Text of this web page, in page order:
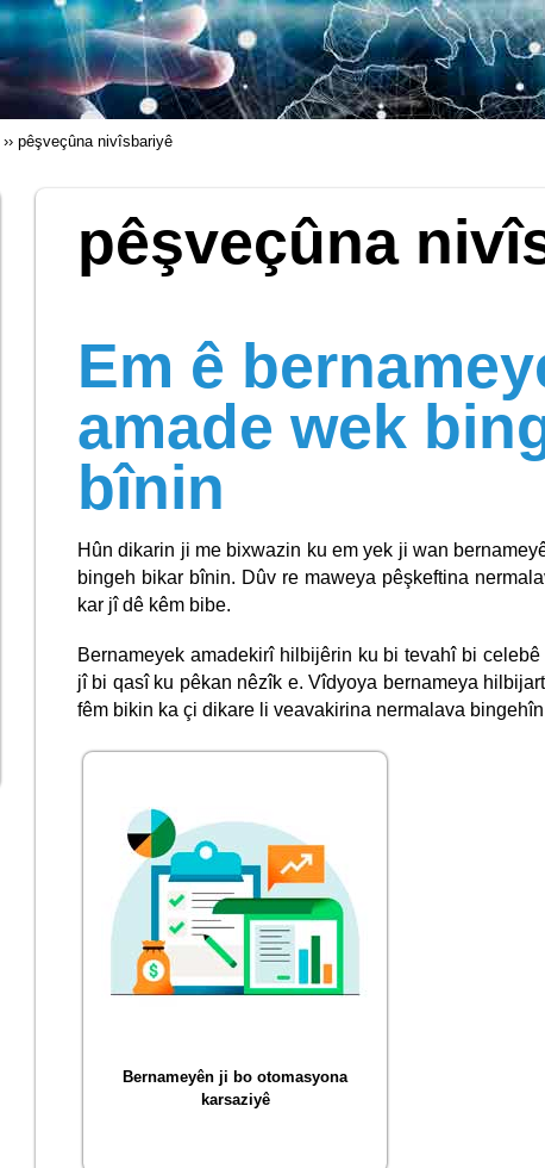
›› pêşveçûna nivîsbariyê
pêşveçûna
Em ê
amade wek
bînin
Hûn dikarin ji me bixwazin ku em yek ji wan
bingeh bikar bînin. Dûv re maweya pêşkeftina
kar jî dê kêm bibe.
Bernameyek amadekirî hilbijêrin ku bi tevahî bi
jî bi qasî ku pêkan nêzîk e. Vîdyoya bernameya
fêm bikin ka çi dikare li veavakirina nermalava
Bernameyên ji bo otomasyona
karsaziyê